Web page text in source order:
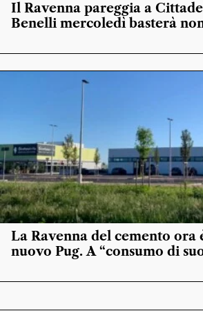
Il Ravenna pareggia a
Benelli mercoledì basterà
La Ravenna del cemento ora
nuovo Pug. A “consumo di